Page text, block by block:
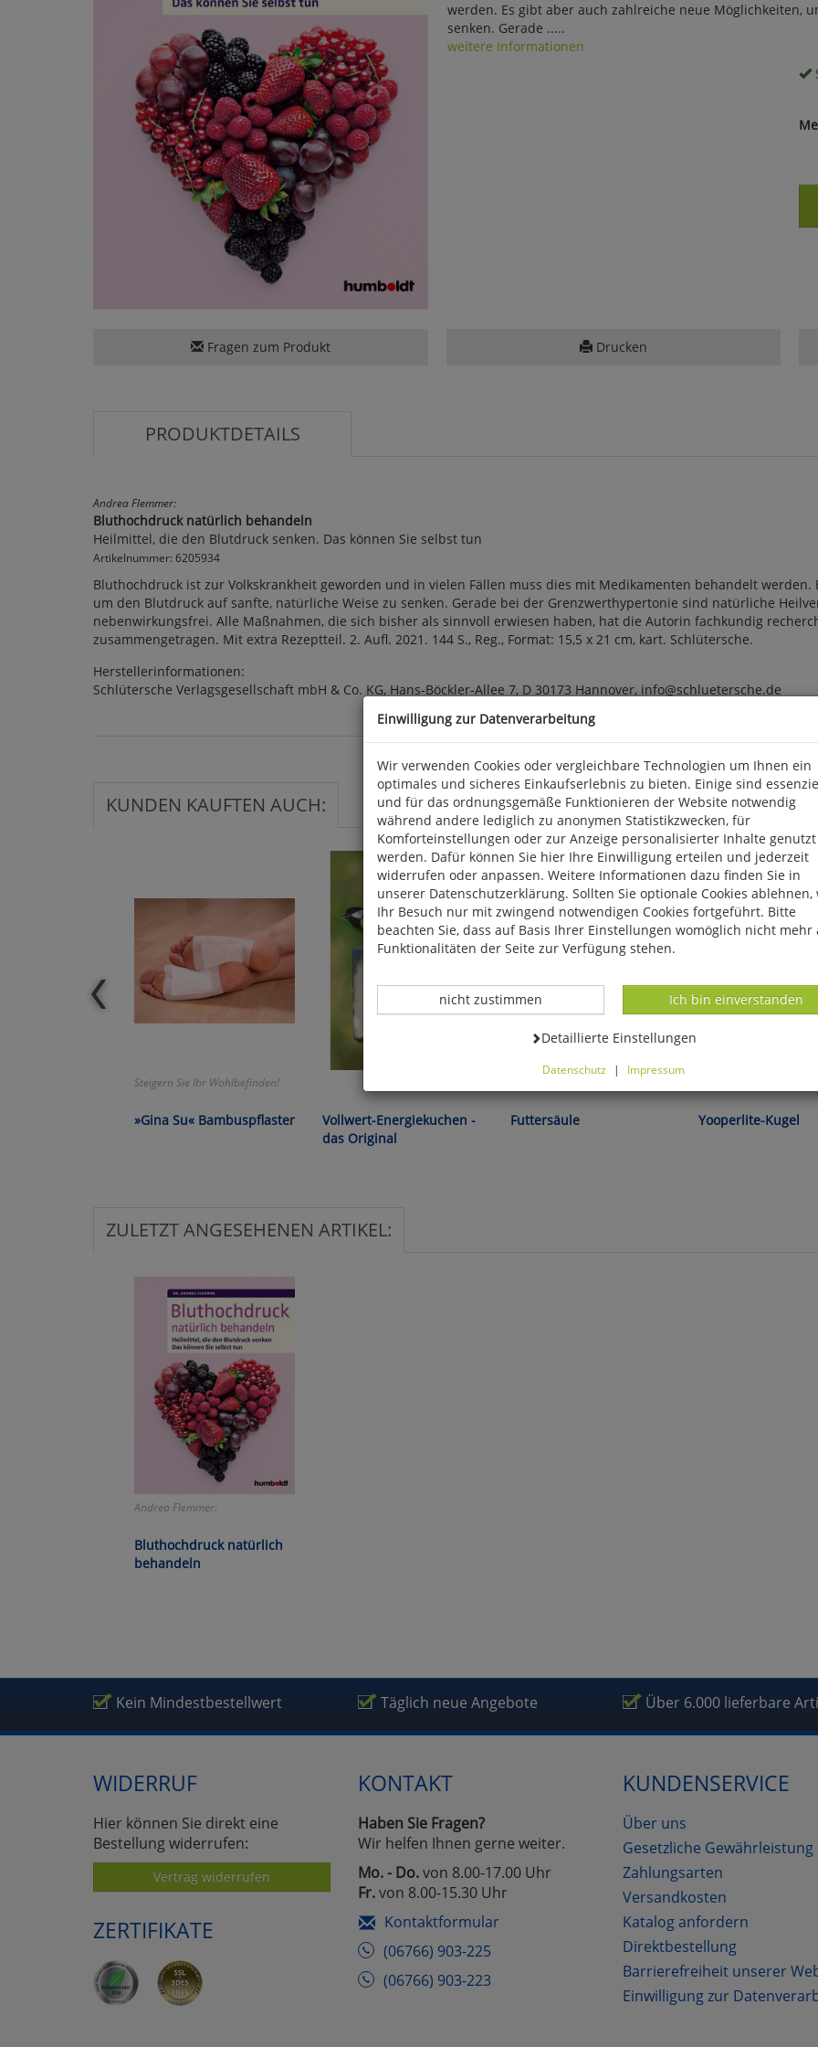
werden. Es gibt aber auch zahlreiche neue Möglichkeiten,
senken. Gerade .....
weitere Informationen
Fragen zum Produkt Drucken
PRODUKTDETAILS
Andrea Flemmer:
Bluthochdruck natürlich behandeln
Heilmittel, die den Blutdruck senken. Das können Sie selbst tun
Artikelnummer: 6205934
Bluthochdruck ist zur Volkskrankheit geworden und in vielen Fällen muss dies mit Medikamenten behandelt
um den Blutdruck auf sanfte, natürliche Weise zu senken. Gerade bei der Grenzwerthypertonie sind natürliche
nebenwirkungsfrei. Alle Maßnahmen, die sich bisher als sinnvoll erwiesen haben, hat die Autorin fachkundig
zusammengetragen. Mit extra Rezeptteil. 2. Aufl. 2021. 144 S., Reg., Format: 15,5 x 21 cm, kart. Schlütersche.
Herstellerinformationen:
Schlütersche Verlagsgesellschaft mbH & Co. KG, Hans-Böckler-Allee 7, D 30173 Hannover, info@schluetersche.de
KUNDEN KAUFTEN AUCH:
Steigern Sie Ihr Wohlbefinden!
»Gina Su« Bambuspflaster
Vollwert-Energiekuchen -
das Original
Futtersäule Yooperlite-Kugel
ZULETZT ANGESEHENEN ARTIKEL:
Andrea Flemmer:
Bluthochdruck natürlich
behandeln
Kein Mindestbestellwert Täglich neue Angebote Über 6.000 lieferbare
WIDERRUF
Hier können Sie direkt eine
Bestellung widerrufen:
Vertrag widerrufen
ZERTIFIKATE
KONTAKT
Haben Sie Fragen?
Wir helfen Ihnen gerne weiter.
Mo. - Do.von 8.00-17.00 Uhr
Fr.von 8.00-15.30 Uhr
Kontaktformular
(06766) 903-225
(06766) 903-223
KUNDENSERVICE
Über uns
Gesetzliche Gewährleistung
Zahlungsarten
Versandkosten
Katalog anfordern
Direktbestellung
Barrierefreiheit unserer
Einwilligung zur
Einwilligung zur Datenverarbeitung
Wir verwenden Cookies oder vergleichbare Technologien um Ihnen ein
optimales und sicheres Einkaufserlebnis zu bieten. Einige sind
und für das ordnungsgemäße Funktionieren der Website notwendig
während andere lediglich zu anonymen Statistikzwecken, für
Komforteinstellungen oder zur Anzeige personalisierter Inhalte genutzt
werden. Dafür können Sie hier Ihre Einwilligung erteilen und jederzeit
widerrufen oder anpassen. Weitere Informationen dazu finden Sie in
unserer Datenschutzerklärung. Sollten Sie optionale Cookies ablehnen,
Ihr Besuch nur mit zwingend notwendigen Cookies fortgeführt. Bitte
beachten Sie, dass auf Basis Ihrer Einstellungen womöglich nicht mehr
Funktionalitäten der Seite zur Verfügung stehen.
Datenverarbeitung -
Ich bin einverstanden
Datenverarbeitung -
nicht zustimmen
Datenverarbeitung -
Detaillierte Einstellungen
Datenschutz | Impressum
Cookies ablehnen, wird Ihr Besuch nur mit zwingend notwendigen
fortgeführt. Bitte beachten Sie, dass auf Basis Ihrer Einstellungen
nicht mehr alle Funktionalitäten der Seite zur Verfügung stehen.